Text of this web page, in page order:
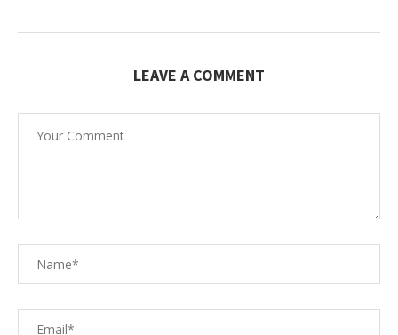
LEAVE A COMMENT